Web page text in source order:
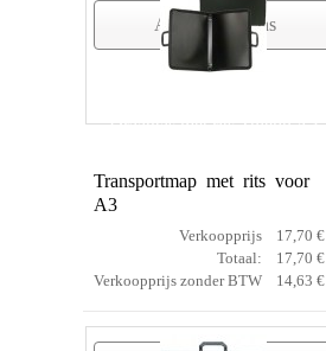
Artikelgegevens
Draagtas met rits Toledo A3
Transportmap met rits voor
A3
Verkoopprijs
17,70 €
Totaal:
17,70 €
Verkoopprijs zonder BTW
14,63 €